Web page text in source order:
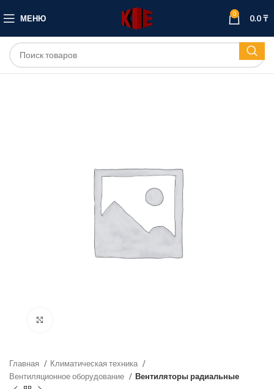
МЕНЮ 0 0.0₸
Главная
Климатическая техника
Вентиляционное оборудование
Вентиляторы радиальные